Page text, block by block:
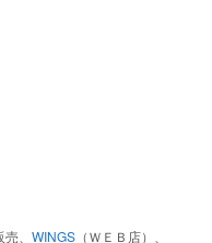
、 WINGS （ＷＥＢ店）、